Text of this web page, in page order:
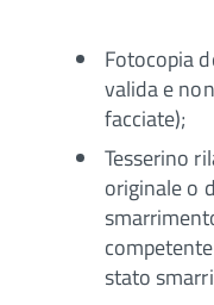
Fotocopia
valida e
facciate);
Tesserino
originale o
stato